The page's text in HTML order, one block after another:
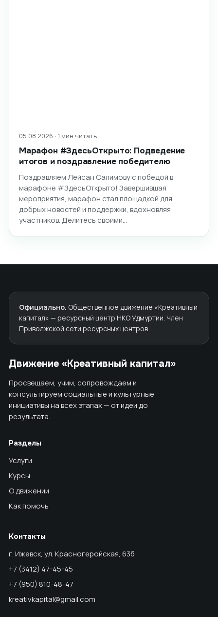
05.08.2026 · 1 мин читать
Марафон #ЗдесьОткрыто: Подведение
итогов и поздравление победителю
Поздравляем Лейсан Салимову с победой в
марафоне #ЗдесьОткрыто! Завершившая
мероприятия, марафон стал площадкой для
добрых новостей и поддержки, вдохновляя
участников. Делитесь своими…
Официально. Общественное движение «Креативный
капитал» — ресурсный центр НКО Удмуртии. Член
Приволжской сети ресурсных центров.
Движение «Креативный капитал»
Просвещаем, учим, сопровождаем и
консультируем социальные и культурные
инициативы на всех этапах — от идеи до
результата.
Разделы
Услуги
Курсы
О движении
Как помочь
Контакты
г. Ижевск, ул. Красногеройская, 63б
+7 (3412) 47-45-45
+7 (950) 810-48-47
kreativkapital@gmail.com